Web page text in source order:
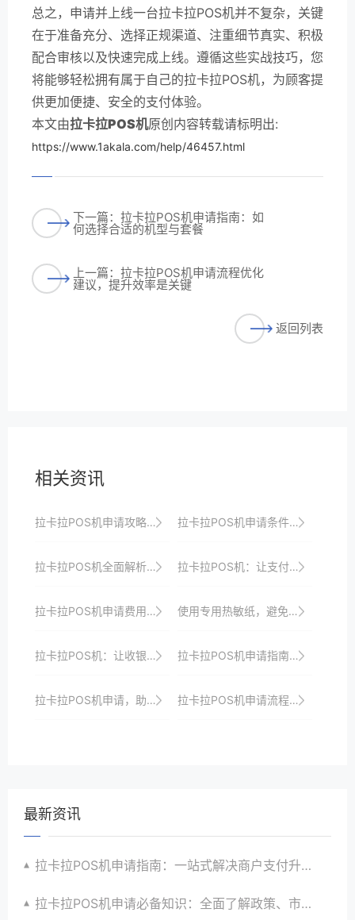
总之，申请并上线一台拉卡拉POS机并不复杂，关键
在于准备充分、选择正规渠道、注重细节真实、积极
配合审核以及快速完成上线。遵循这些实战技巧，您
将能够轻松拥有属于自己的拉卡拉POS机，为顾客提
供更加便捷、安全的支付体验。
本文由拉卡拉POS机原创内容转载请标明出:
https://www.1akala.com/help/46457.html
下一篇：拉卡拉POS机申请指南：如
何选择合适的机型与套餐
上一篇：拉卡拉POS机申请流程优化
建议，提升效率是关键
返回列表
相关资讯
拉卡拉POS机申请攻略：如何提升申请成功率 拉卡拉POS机申请条件及费用全解析
拉卡拉POS机全面解析：让支付更便捷 拉卡拉POS机：让支付更智能，更高效
拉卡拉POS机申请费用及隐藏成本分析 使用专用热敏纸，避免使用劣质纸张导致打印不清晰。
拉卡拉POS机：让收银工作变得更智能、更高效 拉卡拉POS机申请指南：如何借助支付技术实现商户数字化转型
拉卡拉POS机申请，助力商户实现智慧经营 拉卡拉POS机申请流程优化案例分享，提升商户支付体验
最新资讯
拉卡拉POS机申请指南：一站式解决商户支付升级、智能化与创新需求
拉卡拉POS机申请必备知识：全面了解政策、市场、技术与创新趋势